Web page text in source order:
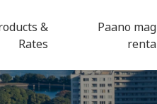
&
Rates
Paano mag
renta